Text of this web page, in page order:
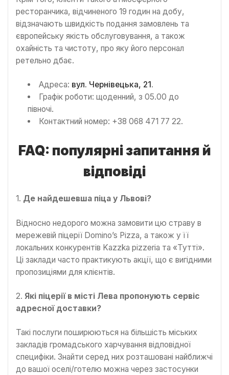
ресторанчика, відчиненого 19 годин на добу,
відзначають швидкість подання замовлень та
європейську якість обслуговування, а також
охайність та чистоту, про яку його персонал
ретельно дбає.
Адреса: вул. Чернівецька, 21 .
Графік роботи: щоденний, з 05.00 до
півночі.
Контактний номер: +38 068 471 77 22.
FAQ: популярні запитання й
відповіді
1. Де найдешевша піца у Львові?
Відносно недорого можна замовити цю страву в
мережевій піцерії Domino’s Pizza, а також у її
локальних конкурентів Kazzka pizzeria та «Тутті».
Ці заклади часто практикують акції, що є вигідними
пропозиціями для клієнтів.
2. Які піцерії в місті Лева пропонують сервіс
адресної доставки?
Такі послуги поширюються на більшість міських
закладів громадського харчування відповідної
специфіки. Знайти серед них розташовані найближчі
до вашої оселі/готелю можна через застосунки